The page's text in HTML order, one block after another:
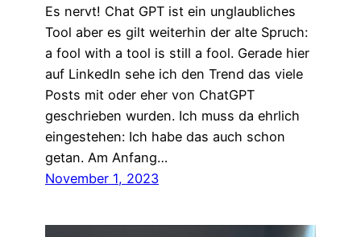
Es nervt! Chat GPT ist ein unglaubliches
Tool aber es gilt weiterhin der alte Spruch:
a fool with a tool is still a fool. Gerade hier
auf LinkedIn sehe ich den Trend das viele
Posts mit oder eher von ChatGPT
geschrieben wurden. Ich muss da ehrlich
eingestehen: Ich habe das auch schon
getan. Am Anfang…
November 1, 2023